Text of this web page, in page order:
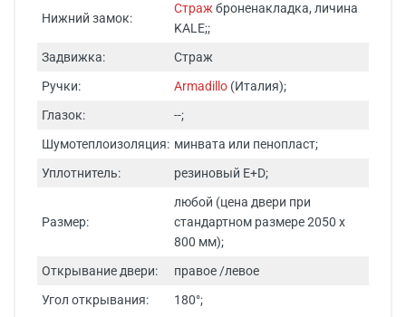
Нижний замок:
Страж броненакладка, личина
KALE;;
Задвижка:
Страж
Ручки:
Armadillo (Италия);
Глазок:
--;
Шумотеплоизоляция: минвата или пенопласт;
Уплотнитель:
резиновый E+D;
Размер:
любой (цена двери при
стандартном размере 2050 х
800 мм);
Открывание двери:
правое /левое
Угол открывания:
180°;